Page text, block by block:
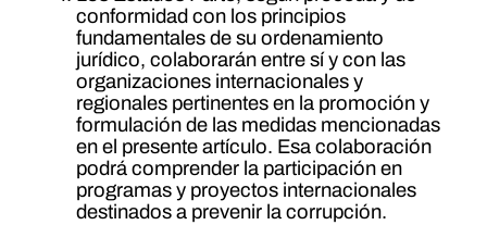
conformidad con los principios
fundamentales de su ordenamiento
jurídico, colaborarán entre sí y con las
organizaciones internacionales y
regionales pertinentes en la promoción y
formulación de las medidas mencionadas
en el presente artículo. Esa colaboración
podrá comprender la participación en
programas y proyectos internacionales
destinados a prevenir la corrupción.